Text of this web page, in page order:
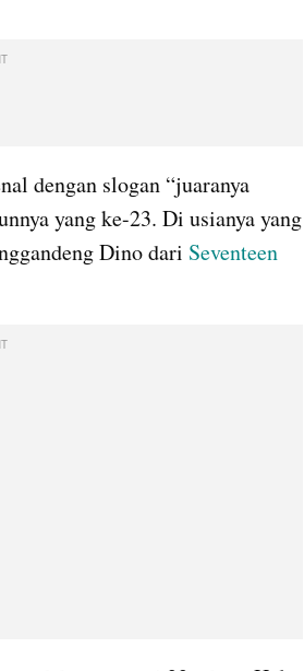
yang ke-23. Di usianya yang
Dino dari